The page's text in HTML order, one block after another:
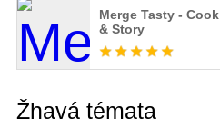
Merge Tasty - Cook
& Story
Žhavá témata